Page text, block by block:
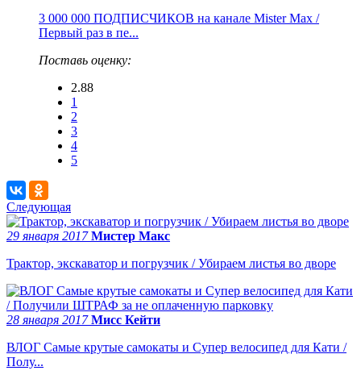
3 000 000 ПОДПИСЧИКОВ на канале Mister Max /
Первый раз в пе...
Поставь оценку:
2.88
1
2
3
4
5
Следующая
29 января 2017Мистер Макс
Трактор, экскаватор и погрузчик / Убираем листья во дворе
28 января 2017Мисс Кейти
ВЛОГ Самые крутые самокаты и Супер велосипед для Кати /
Полу...